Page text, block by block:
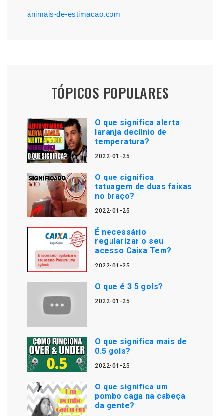
animais-de-estimacao.com
TÓPICOS POPULARES
O que significa alerta
laranja declínio de
temperatura?
2022-01-25
O que significa
tatuagem de duas faixas
no braço?
2022-01-25
É necessário
regularizar o seu
acesso Caixa Tem?
2022-01-25
O que é 3 5 gols?
2022-01-25
O que significa mais de
0.5 gols?
2022-01-25
O que significa um
pombo caga na cabeça
da gente?